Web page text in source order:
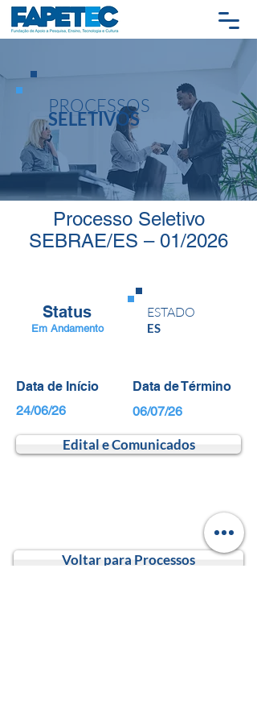
SELETIVOS
PROCESSOS
Processo Seletivo
SEBRAE/ES – 01/2026
Status
Em Andamento
ESTADO
ES
Data de Início
24/06/26
Data de Término
06/07/26
Edital e Comunicados
Voltar para Processos